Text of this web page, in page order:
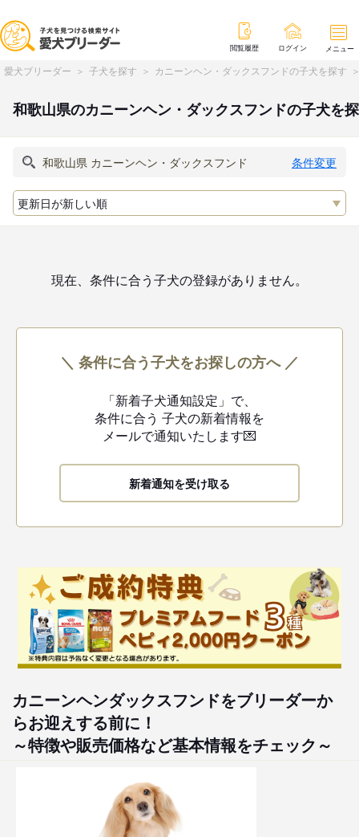
閲覧履歴 ログイン メニュー
愛犬ブリーダー 子犬を探す カニーンヘン・ダックスフンドの子犬を探す
和歌山県のカニーンヘン・ダックスフンドの子犬を
条件変更
現在、条件に合う子犬の登録がありません。
＼ 条件に合う子犬をお探しの方へ ／
「新着子犬通知設定」で、
条件に合う 子犬の新着情報を
メールで通知いたします💌
新着通知を受け取る
カニーンヘンダックスフンドをブリーダーか
らお迎えする前に！
～特徴や販売価格など基本情報をチェック～